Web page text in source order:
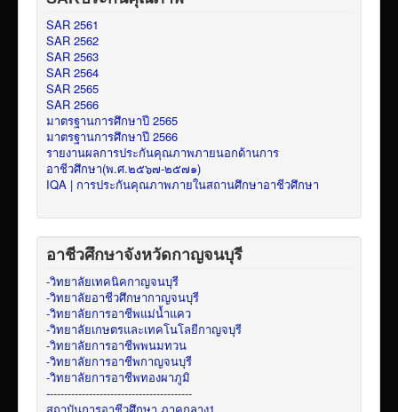
SAR 2561
SAR 2562
SAR 2563
SAR 2564
SAR 2565
SAR 2566
มาตรฐานการศึกษาปี 2565
มาตรฐานการศึกษาปี 2566
รายงานผลการประกันคุณภาพภายนอกด้านการ
อาชีวศึกษา(พ.ศ.๒๕๖๗-๒๕๗๑)
IQA | การประกันคุณภาพภายในสถานศึกษาอาชีวศึกษา
อาชีวศึกษาจังหวัดกาญจนบุรี
-วิทยาลัยเทคนิคกาญจนบุรี
-วิทยาลัยอาชีวศึกษากาญจนบุรี
-วิทยาลัยการอาชีพแม่น้ำแคว
-วิทยาลัยเกษตรและเทคโนโลยีกาญจบุรี
-วิทยาลัยการอาชีพพนมทวน
-วิทยาลัยการอาชีพกาญจนบุรี
-วิทยาลัยการอาชีพทองผาภูมิ
-----------------------------------------